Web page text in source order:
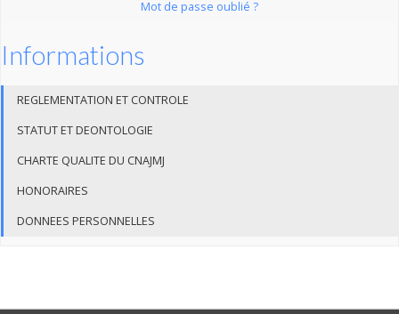
Mot de passe oublié ?
Informations
REGLEMENTATION ET CONTROLE
STATUT ET DEONTOLOGIE
CHARTE QUALITE DU CNAJMJ
HONORAIRES
DONNEES PERSONNELLES